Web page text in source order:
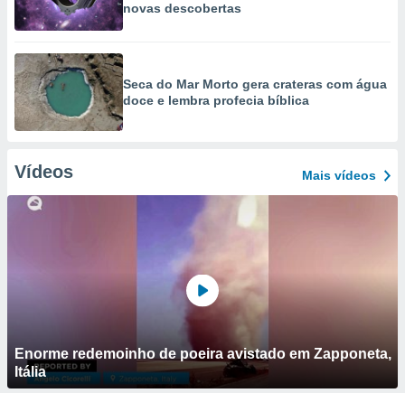
novas descobertas
Seca do Mar Morto gera crateras com água
doce e lembra profecia bíblica
Vídeos Mais vídeos
Enorme redemoinho de poeira avistado em Zapponeta,
Itália